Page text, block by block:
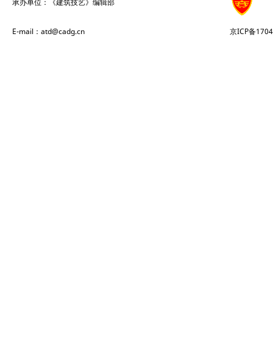
承办单位：《建筑技艺》编辑部
E-mail：atd@cadg.cn 京ICP备